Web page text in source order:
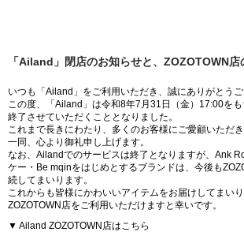
「Ailand」閉店のお知らせと、ZOZOTOWN店
いつも「Ailand」をご利用いただき、誠にありがとうご
この度、「Ailand」は令和8年7月31日（金）17:00を
終了させていただくこととなりました。
これまで長きにわたり、多くのお客様にご愛顧いただ
一同、心より御礼申し上げます。
なお、Ailandでのサービスは終了となりますが、Ank
ケー・Be mqinをはじめとするブランドは、今後も
続してまいります。
これからも皆様にかわいいアイテムをお届けしてまい
ZOZOTOWN店をご利用いただけますと幸いです。
▼ Ailand ZOZOTOWN店はこちら